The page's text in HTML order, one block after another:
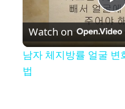
P
l
Watch on
남자 체지방률 얼굴 변
법